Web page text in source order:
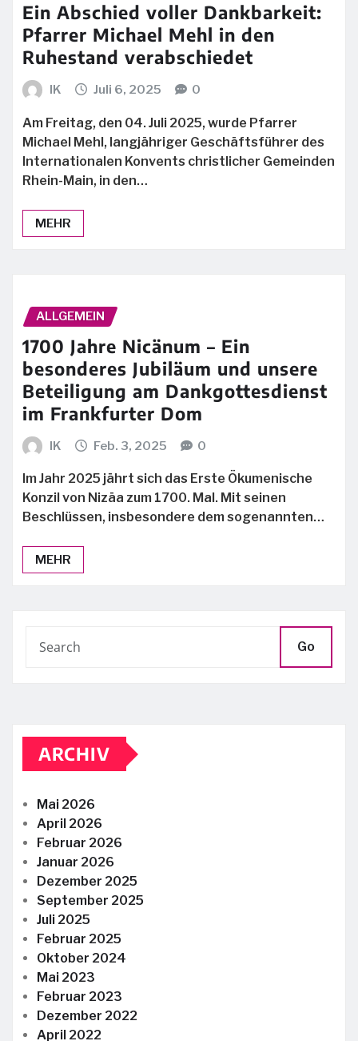
Ein Abschied voller Dankbarkeit:
Pfarrer Michael Mehl in den
Ruhestand verabschiedet
IK Juli 6, 2025 0
Am Freitag, den 04. Juli 2025, wurde Pfarrer
Michael Mehl, langjähriger Geschäftsführer des
Internationalen Konvents christlicher Gemeinden
Rhein-Main, in den…
MEHR
ALLGEMEIN
1700 Jahre Nicänum – Ein
besonderes Jubiläum und unsere
Beteiligung am Dankgottesdienst
im Frankfurter Dom
IK Feb. 3, 2025 0
Im Jahr 2025 jährt sich das Erste Ökumenische
Konzil von Nizäa zum 1700. Mal. Mit seinen
Beschlüssen, insbesondere dem sogenannten…
MEHR
Go
ARCHIV
Mai 2026
April 2026
Februar 2026
Januar 2026
Dezember 2025
September 2025
Juli 2025
Februar 2025
Oktober 2024
Mai 2023
Februar 2023
Dezember 2022
April 2022